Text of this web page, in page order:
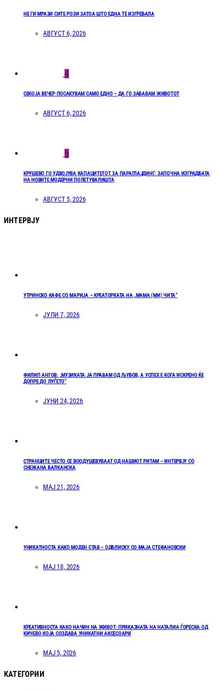
НЕ ГИ МРАЗИ СИТЕ РОЗИ ЗАТОА ШТО ЕДНА ТЕ ИЗГРЕБАЛА
АВГУСТ 6, 2026
4
СЕКОЈА ВЕЧЕР ПОСАКУВАМ САМО ЕДНО – ДА ГО ЗАБАВАМ ЖИВОТОТ
АВГУСТ 6, 2026
5
КРУШЕВО ГО УДВОЈУВА КАПАЦИТЕТОТ ЗА ПАРАГЛАЈДИНГ: ЗАПОЧНА ИЗГРАДБАТА
НА НОВИТЕ МОДЕРНИ ПОЛЕТУВАЛИШТА
АВГУСТ 5, 2026
ИНТЕРВЈУ
УТРИНСКО КАФЕ СО МАРИЈА – КРЕАТОРКАТА НА „МАМА (МИ) ЧИТА“
ЈУЛИ 7, 2026
ФИЛИП АНГОВ: „МУЗИКАТА ЈА ПРАВАМ ОД ЉУБОВ, А УСПЕХ Е КОГА ИСКРЕНО ЌЕ
ДОПРЕ ДО ЛУЃЕТО“
ЈУНИ 24, 2026
СТРАНЦИТЕ ЧЕСТО СЕ ВООДУШЕВУВААТ ОД НАШИОТ РИТАМ – ИНТЕРВЈУ СО
СНЕЖАНА БАЛКАНСКА
МАЈ 21, 2026
УНИКАТНОСТА КАКО МОДЕН СТАВ – ОДБЛИСКУ СО МАЈА СТЕФАНОВСКИ
МАЈ 18, 2026
КРЕАТИВНОСТА КАКО НАЧИН НА ЖИВОТ: ПРИКАЗНАТА НА НАТАЛИА ЃОРЕСКА ОД
КИЧЕВО КОЈА СОЗДАВА УНИКАТНИ АКСЕСОАРИ
МАЈ 5, 2026
КАТЕГОРИИ